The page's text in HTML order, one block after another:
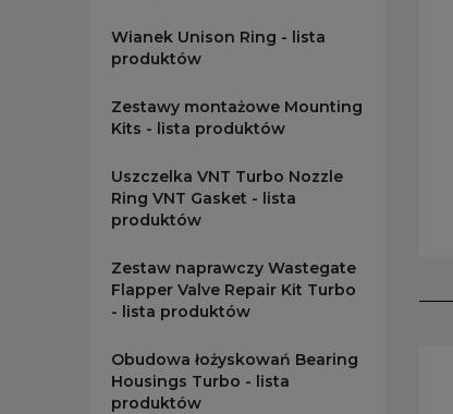
Wianek Unison Ring - lista
produktów
Zestawy montażowe Mounting
Kits - lista produktów
Uszczelka VNT Turbo Nozzle
Ring VNT Gasket - lista
produktów
Zestaw naprawczy Wastegate
Flapper Valve Repair Kit Turbo
- lista produktów
Obudowa łożyskowań Bearing
Housings Turbo - lista
produktów